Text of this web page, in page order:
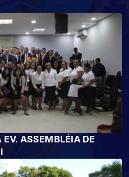
ASSEMBLÉIA DE